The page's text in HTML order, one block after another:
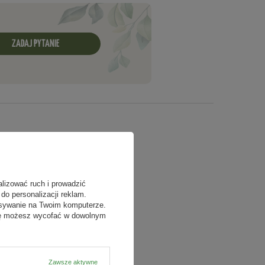
ZADAJ PYTANIE
ruch i prowadzić
personalizacji reklam.
na Twoim komputerze.
możesz wycofać w dowolnym
Zawsze aktywne